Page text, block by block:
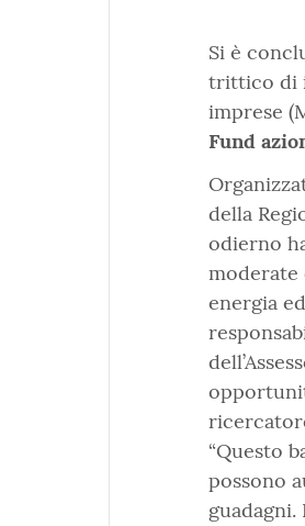
Si è
trittico di
imprese
Fund
della
odierno
moderate
energia
“Questo
possono